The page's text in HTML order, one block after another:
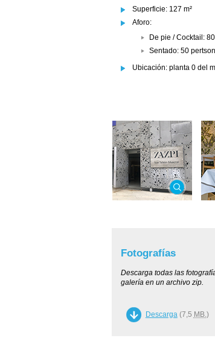
Superficie: 127 m²
Aforo:
De pie / Cocktail:
Sentado: 50
Ubicación: planta 0 del
Fotografías
Descarga todas las
galería en un archivo zip.
Descarga(7,5 MB.)